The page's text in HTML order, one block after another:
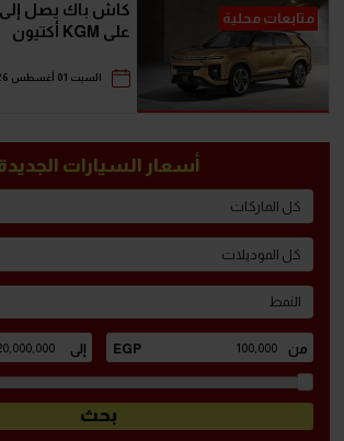
متابعات محلية
على KGM أكتيون
السبت 01 أغسطس 2026
أسعار السيارات
كل الماركات
كل الموديلات
النمط